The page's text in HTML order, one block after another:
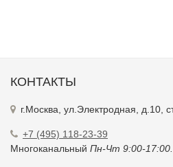
КОНТАКТЫ
г.Москва, ул.Электродная, д.10,
+7 (495) 118-23-39
Многоканальный Пн-Чт 9:00-